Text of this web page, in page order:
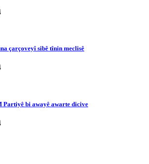
çarçoveyî sibê tînin meclisê
Partiyê bi awayê awarte dicive